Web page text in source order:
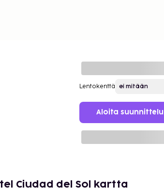
Lentokenttä
Aloita suunnittelu
Ciudad del Sol kartta